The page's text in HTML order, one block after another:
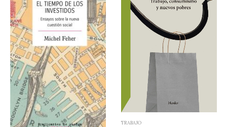
TRABAJO